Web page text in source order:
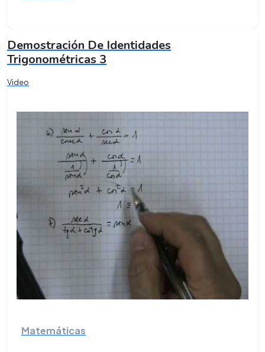
Demostración De Identidades
Trigonométricas 3
Video
Matemáticas